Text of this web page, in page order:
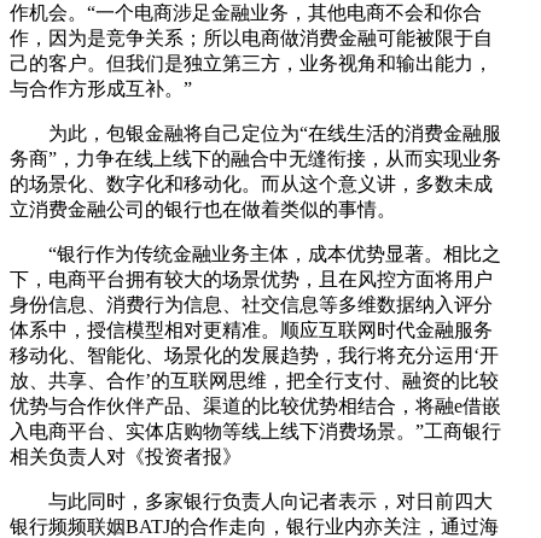
作机会。“一个电商涉足金融业务，其他电商不会和你合
作，因为是竞争关系；所以电商做消费金融可能被限于自
己的客户。但我们是独立第三方，业务视角和输出能力，
与合作方形成互补。”
为此，包银金融将自己定位为“在线生活的消费金融服
务商”，力争在线上线下的融合中无缝衔接，从而实现业务
的场景化、数字化和移动化。而从这个意义讲，多数未成
立消费金融公司的银行也在做着类似的事情。
“银行作为传统金融业务主体，成本优势显著。相比之
下，电商平台拥有较大的场景优势，且在风控方面将用户
身份信息、消费行为信息、社交信息等多维数据纳入评分
体系中，授信模型相对更精准。顺应互联网时代金融服务
移动化、智能化、场景化的发展趋势，我行将充分运用‘开
放、共享、合作’的互联网思维，把全行支付、融资的比较
优势与合作伙伴产品、渠道的比较优势相结合，将融e借嵌
入电商平台、实体店购物等线上线下消费场景。”工商银行
相关负责人对《投资者报》
与此同时，多家银行负责人向记者表示，对日前四大
银行频频联姻BATJ的合作走向，银行业内亦关注，通过海